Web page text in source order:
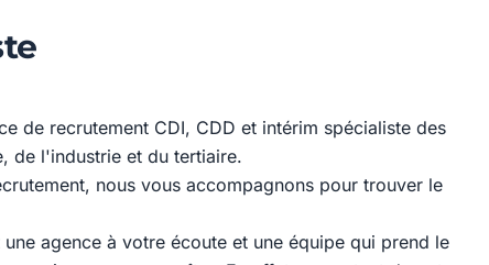
de recrutement CDI, CDD et intérim spécialiste des
de l'industrie et du tertiaire.
nous vous accompagnons pour trouver le
agence à votre écoute et une équipe qui prend le